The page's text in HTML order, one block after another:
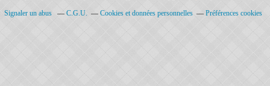
Signaler un abus C.G.U. Cookies et données personnelles Préférences cookies